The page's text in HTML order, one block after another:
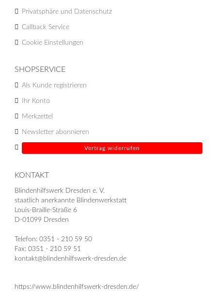
Privatsphäre und Datenschutz
Callback Service
Cookie Einstellungen
SHOPSERVICE
Als Kunde registrieren
Ihr Konto
Merkzettel
Newsletter abonnieren
Vertrag widerrufen
KONTAKT
Blindenhilfswerk Dresden e. V.
staatlich anerkannte Blindenwerkstatt
Louis-Braille-Straße 6
D-01099 Dresden
Telefon: 0351 - 210 59 50
Fax: 0351 - 210 59 51
kontakt@blindenhilfswerk-dresden.de
https://www.blindenhilfswerk-dresden.de/